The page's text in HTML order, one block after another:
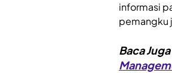
informasi
pemangku
Baca